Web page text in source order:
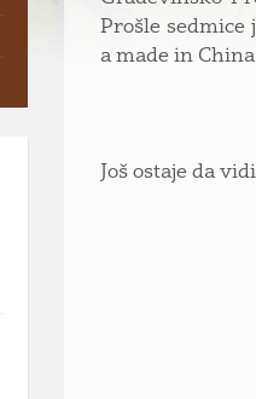
Prošle sedmice
a made in
Još ostaje da